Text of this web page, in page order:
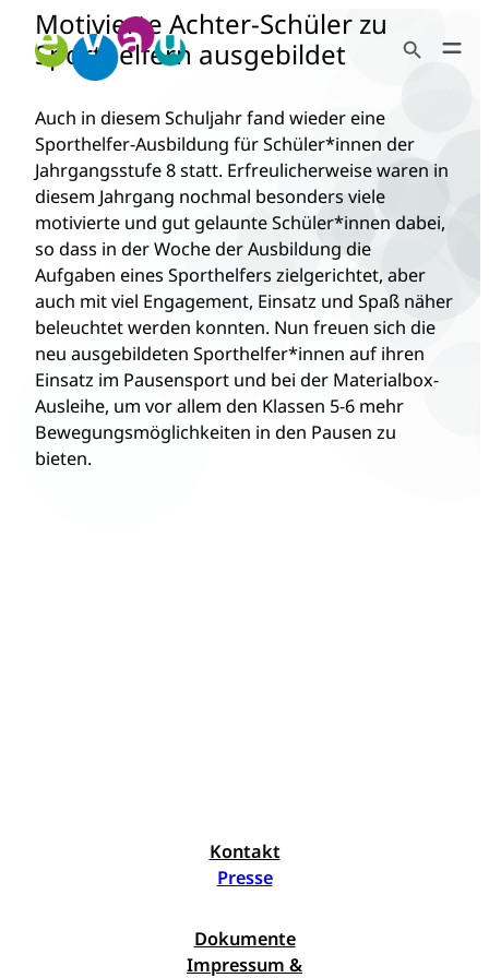
Zum
Inhalt
springen
Motivierte Achter-Schüler zu
Sporthelfern ausgebildet
Auch in diesem Schuljahr fand wieder eine
Sporthelfer-Ausbildung für Schüler*innen der
Jahrgangsstufe 8 statt. Erfreulicherweise waren in
diesem Jahrgang nochmal besonders viele
motivierte und gut gelaunte Schüler*innen dabei,
so dass in der Woche der Ausbildung die
Aufgaben eines Sporthelfers zielgerichtet, aber
auch mit viel Engagement, Einsatz und Spaß näher
beleuchtet werden konnten. Nun freuen sich die
neu ausgebildeten Sporthelfer*innen auf ihren
Einsatz im Pausensport und bei der Materialbox-
Ausleihe, um vor allem den Klassen 5-6 mehr
Bewegungsmöglichkeiten in den Pausen zu
bieten.
Kontakt
Presse
Dokumente
Impressum &